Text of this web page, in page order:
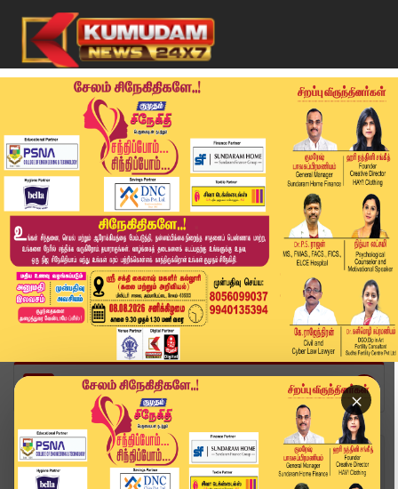
×
Home
வீடியோ ஸ்டோரி
புதியவர்களின் வருகையை பற்றி கவலையில்லை.. மு.க.ஸ...